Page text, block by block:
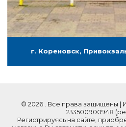
г. Кореновск,
© 2026 . Все права защищены |
233500900948 (
Регистрируясь на сайте,